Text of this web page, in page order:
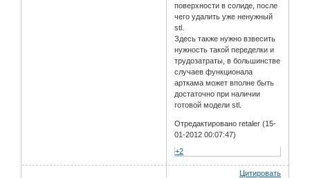
поверхности в солиде, после
чего удалить уже ненужный
stl.
Здесь также нужно взвесить
нужность такой переделки и
трудозатраты, в большинстве
случаев функционала
арткама может вполне быть
достаточно при наличии
готовой модели stl.
Отредактировано retaler (15-
01-2012 00:07:47)
+2
Цитировать